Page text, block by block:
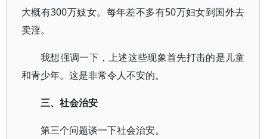
大概有300万妓女。每年差不多有50万妇女到国外去
卖淫。
我想强调一下，上述这些现象首先打击的是儿童
和青少年。这是非常令人不安的。
三、社会治安
第三个问题谈一下社会治安。